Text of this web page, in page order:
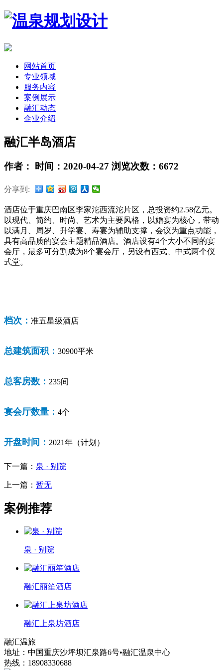
网站首页
专业领域
服务内容
案例展示
融汇动态
企业介绍
融汇半岛酒店
作者： 时间：2020-04-27 浏览次数：6672
分享到:
酒店位于重庆巴南区李家沱西流沱片区，总投资约2.58亿元。
以现代、简约、时尚、艺术为主要风格，以婚宴为核心，带动
以满月、周岁、升学宴、寿宴为辅助支撑，会议为重点功能，
具有高品质的宴会主题精品酒店。酒店设有4个大小不同的宴
会厅，最多可分割成为8个宴会厅，另设有西式、中式两个仪
式堂。
档次： 准五星级酒店
总建筑面积： 30900平米
总客房数： 235间
宴会厅数量： 4个
开盘时间： 2021年（计划）
下一篇： 泉 · 别院
上一篇： 暂无
案例推荐
泉 · 别院
融汇丽笙酒店
融汇上泉坊酒店
融汇温旅
地址：中国重庆沙坪坝汇泉路6号•融汇温泉中心
热线：18908330688